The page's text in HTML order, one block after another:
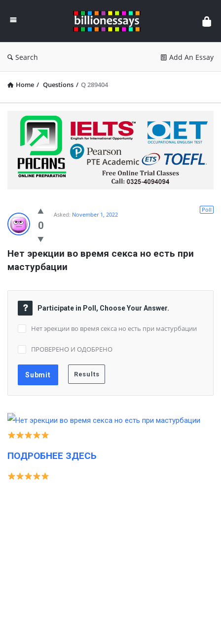
Essays
Search Add An Essay
Home / Questions / Q 289404
0
Poll
Asked: November 1, 2022
Нет эрекции во время секса но есть при
мастурбации
Participate in Poll, Choose Your Answer.
Нет эрекции во время секса но есть при мастурбации
ПРОВЕРЕНО И ОДОБРЕНО
ПОДРОБНЕЕ ЗДЕСЬ